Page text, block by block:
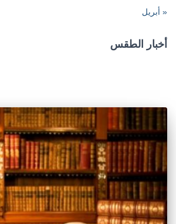
« أبريل
أخبار الطقس